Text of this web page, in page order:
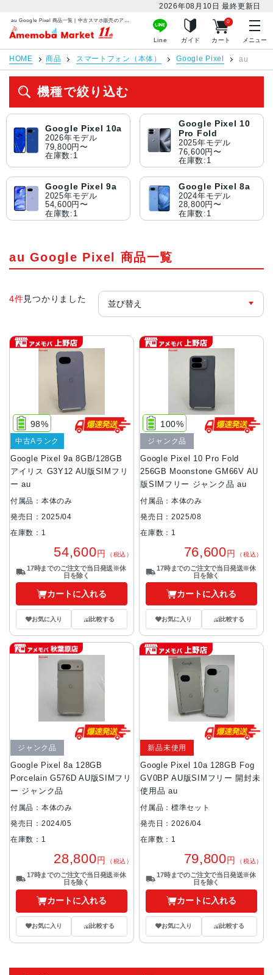
2026年08月10日 最終更新日
アメモバマーケット
Line ガイド カート
0
メニュー
HOME 商品 スマートフォン（本体） Google Pixel au
機種で絞り込む
Google Pixel 10a
2026年モデル
79,800円〜
在庫数:1
Google Pixel 10
Pro Fold
2025年モデル
76,600円〜
在庫数:1
Google Pixel 9a
2025年モデル
54,600円〜
在庫数:1
Google Pixel 8a
2024年モデル
28,800円〜
在庫数:1
au Google Pixel 商品一覧
4件見つかりました
Google Pixel 9a 8GB/128GB
アイリス G3Y12 AU版SIMフリ
ー au
98%
中古Aランク
付属品：本体のみ
発売日：2025/04
在庫数：1
54,600円 （税込）
17時までのご注文で当日発送※休
日を除く
カートに入れる
お気に入り 比較する
Google Pixel 10 Pro Fold
256GB Moonstone GM66V AU
版SIMフリー ジャンク品 au
100%
ジャンク品
付属品：本体のみ
発売日：2025/08
在庫数：1
76,600円 （税込）
17時までのご注文で当日発送※休
日を除く
カートに入れる
お気に入り 比較する
Google Pixel 8a 128GB
Porcelain G576D AU版SIMフリ
ー ジャンク品
ジャンク品
付属品：本体のみ
発売日：2024/05
在庫数：1
28,800円 （税込）
17時までのご注文で当日発送※休
日を除く
カートに入れる
お気に入り 比較する
Google Pixel 10a 128GB Fog
GV0BP AU版SIMフリー 開封未
使用品 au
新品未使用
付属品：標準セット
発売日：2026/04
在庫数：1
79,800円 （税込）
17時までのご注文で当日発送※休
日を除く
カートに入れる
お気に入り 比較する